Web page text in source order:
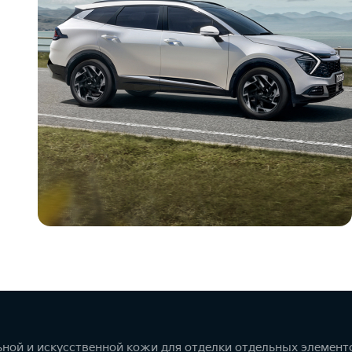
и искусственной кожи для отделки отдельных